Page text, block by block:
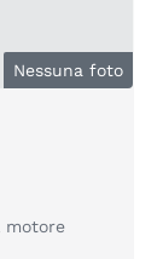
Nessuna foto
motore